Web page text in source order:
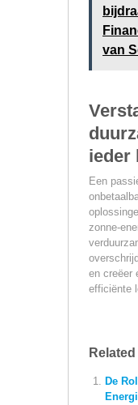
van
ieder
Een
zonne-
en creëer
efficiënte
De